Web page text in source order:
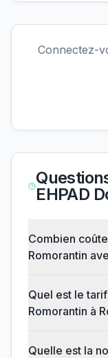
Connectez-
EHPAD
Combien
Romorantin
Quel est le
Romorantin à
Quelle est la